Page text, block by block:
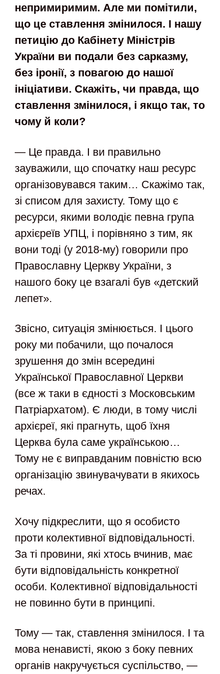
непримиримим. Але ми помітили,
що це ставлення змінилося. І нашу
петицію до Кабінету Міністрів
України ви подали без сарказму,
без іронії, з повагою до нашої
ініціативи. Скажіть, чи правда, що
ставлення змінилося, і якщо так, то
чому й коли?
— Це правда. І ви правильно
зауважили, що спочатку наш ресурс
організовувався таким… Скажімо так,
зі списом для захисту. Тому що є
ресурси, якими володіє певна група
архієреїв УПЦ, і порівняно з тим, як
вони тоді (у 2018-му) говорили про
Православну Церкву України, з
нашого боку це взагалі був «детский
лепет».
Звісно, ситуація змінюється. І цього
року ми побачили, що почалося
зрушення до змін всередині
Української Православної Церкви
(все ж таки в єдності з Московським
Патріархатом). Є люди, в тому числі
архієреї, які прагнуть, щоб їхня
Церква була саме українською…
Тому не є виправданим повністю всю
організацію звинувачувати в якихось
речах.
Хочу підкреслити, що я особисто
проти колективної відповідальності.
За ті провини, які хтось вчинив, має
бути відповідальність конкретної
особи. Колективної відповідальності
не повинно бути в принципі.
Тому — так, ставлення змінилося. І та
мова ненависті, якою з боку певних
органів накручується суспільство, —